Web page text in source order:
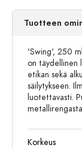
Tuotteen
'Swing', 250
on täydellinen
etikan sekä
säilytykseen.
luotettavasti.
Korkeus